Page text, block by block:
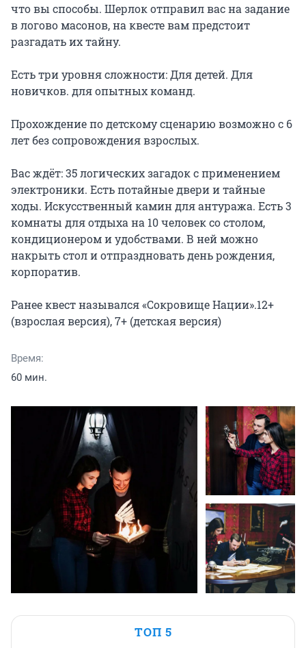
что вы способы. Шерлок отправил вас на задание
в логово масонов, на квесте вам предстоит
разгадать их тайну.
Есть три уровня сложности: Для детей. Для
новичков. для опытных команд.
Прохождение по детскому сценарию возможно с 6
лет без сопровождения взрослых.
Вас ждёт: 35 логических загадок с применением
электроники. Есть потайные двери и тайные
ходы. Искусственный камин для антуража. Есть 3
комнаты для отдыха на 10 человек со столом,
кондиционером и удобствами. В ней можно
накрыть стол и отпраздновать день рождения,
корпоратив.
Ранее квест назывался «Сокровище Нации».12+
(взрослая версия), 7+ (детская версия)
Время:
60 мин.
ТОП 5